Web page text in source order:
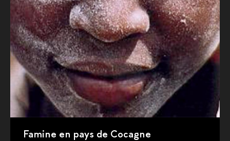
Famine en pays de Cocagne